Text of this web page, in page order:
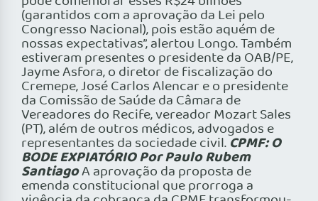
(garantidos com a aprovação da Lei pelo
Congresso Nacional), pois estão aquém de
nossas expectativas”, alertou Longo. Também
estiveram presentes o presidente da OAB/PE,
Jayme Asfora, o diretor de fiscalização do
Cremepe, José Carlos Alencar e o presidente
da Comissão de Saúde da Câmara de
Vereadores do Recife, vereador Mozart Sales
(PT), além de outros médicos, advogados e
representantes da sociedade civil.CPMF: O
BODE EXPIATÓRIO Por Paulo Rubem
SantiagoA aprovação da proposta de
emenda constitucional que prorroga a